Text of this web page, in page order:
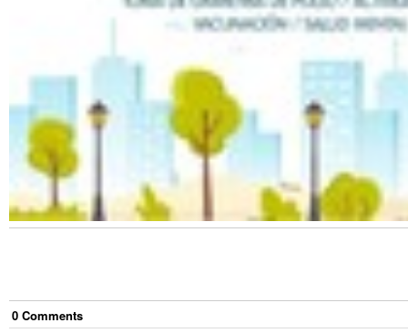
0 Comments